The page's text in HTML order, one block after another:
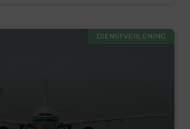
DIENSTVERLENING